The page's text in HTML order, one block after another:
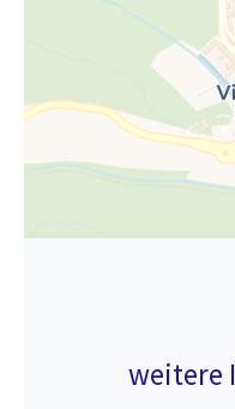
weitere